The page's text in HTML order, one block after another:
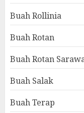
Buah Rollinia
Buah Rotan
Buah Rotan
Buah Salak
Buah Terap